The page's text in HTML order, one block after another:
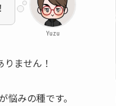
Yuzu
ません！
みの種です。